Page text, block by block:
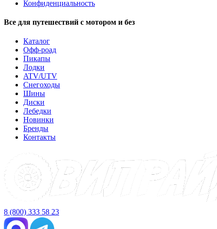
Конфиденциальность
Все для путешествий с мотором и без
Каталог
Офф-роад
Пикапы
Лодки
ATV/UTV
Снегоходы
Шины
Диски
Лебедки
Новинки
Бренды
Контакты
8 (800) 333 58 23